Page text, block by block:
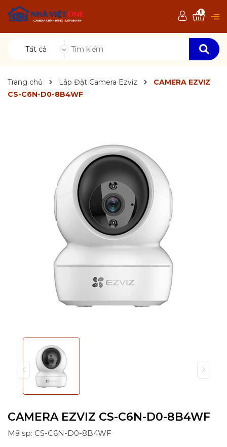
Tất cả
0
Trang chủ Lắp Đặt Camera Ezviz
CAMERA EZVIZ
CS-C6N-D0-8B4WF
CAMERA EZVIZ CS-C6N-D0-8B4WF
Mã sp: CS-C6N-D0-8B4WF